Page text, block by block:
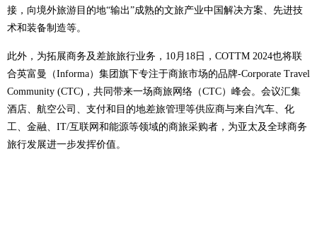
接，向境外旅游目的地“输出”成熟的文旅产业中国解决方案、先进技
术和装备制造等。
此外，为拓展商务及差旅旅行业务，10月18日，COTTM 2024也将联
合英富曼（Informa）集团旗下专注于商旅市场的品牌-Corporate Travel
Community (CTC)，共同带来一场商旅网络（CTC）峰会。会议汇集
酒店、航空公司、支付和目的地差旅管理等供应商与来自汽车、化
工、金融、IT/互联网和能源等领域的商旅采购者，为亚太及全球商务
旅行发展进一步发挥价值。